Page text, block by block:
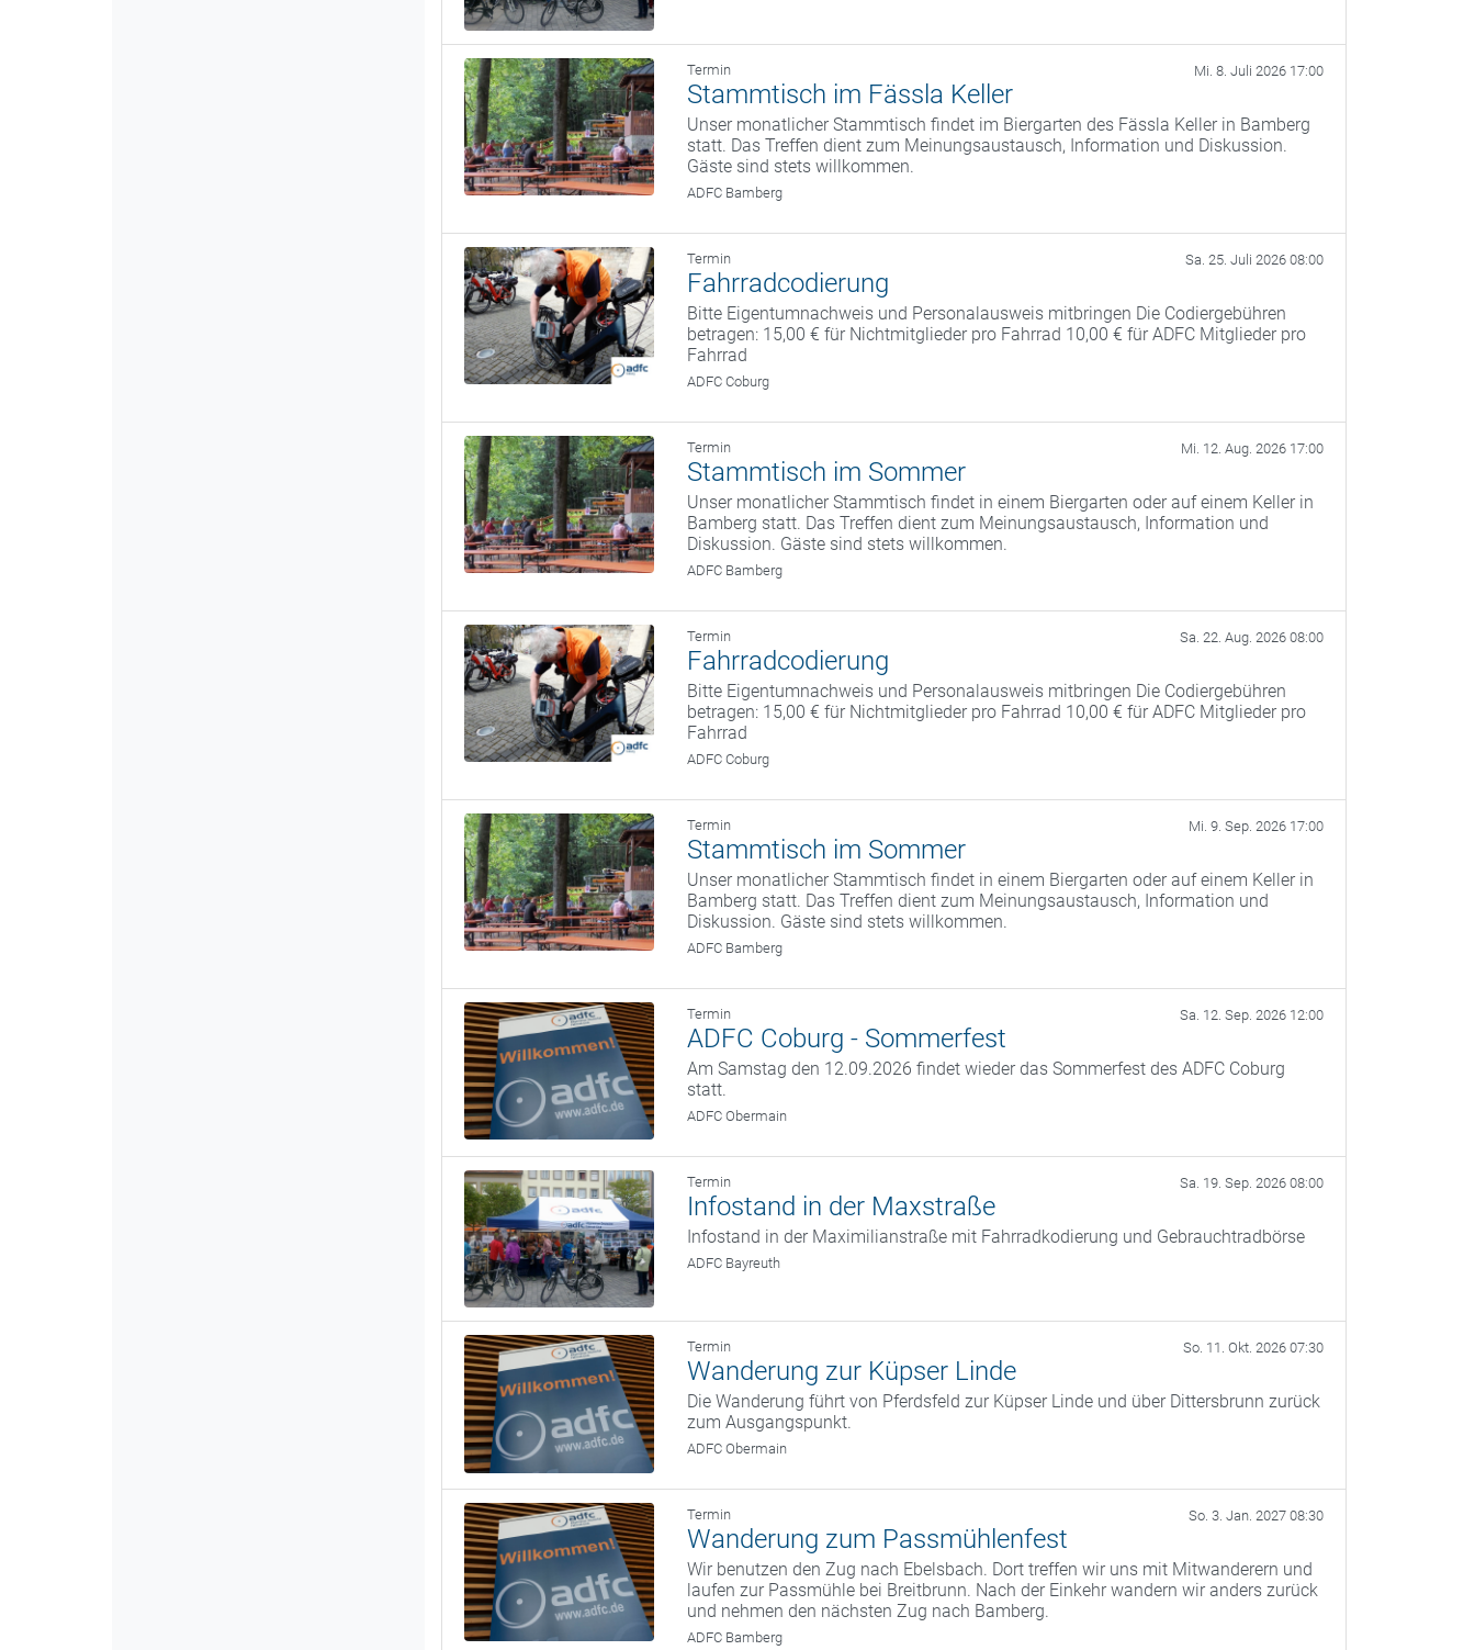
Termin Mi. 8. Juli 2026 17:00
Stammtisch im Fässla Keller
Unser monatlicher Stammtisch findet im Biergarten des Fässla Keller in Bamberg
statt. Das Treffen dient zum Meinungsaustausch, Information und Diskussion.
Gäste sind stets willkommen.
ADFC Bamberg
Termin Sa. 25. Juli 2026 08:00
Fahrradcodierung
Bitte Eigentumnachweis und Personalausweis mitbringen Die Codiergebühren
betragen: 15,00 € für Nichtmitglieder pro Fahrrad 10,00 € für ADFC Mitglieder pro
Fahrrad
ADFC Coburg
Termin Mi. 12. Aug. 2026 17:00
Stammtisch im Sommer
Unser monatlicher Stammtisch findet in einem Biergarten oder auf einem Keller in
Bamberg statt. Das Treffen dient zum Meinungsaustausch, Information und
Diskussion. Gäste sind stets willkommen.
ADFC Bamberg
Termin Sa. 22. Aug. 2026 08:00
Fahrradcodierung
Bitte Eigentumnachweis und Personalausweis mitbringen Die Codiergebühren
betragen: 15,00 € für Nichtmitglieder pro Fahrrad 10,00 € für ADFC Mitglieder pro
Fahrrad
ADFC Coburg
Termin Mi. 9. Sep. 2026 17:00
Stammtisch im Sommer
Unser monatlicher Stammtisch findet in einem Biergarten oder auf einem Keller in
Bamberg statt. Das Treffen dient zum Meinungsaustausch, Information und
Diskussion. Gäste sind stets willkommen.
ADFC Bamberg
Termin Sa. 12. Sep. 2026 12:00
ADFC Coburg - Sommerfest
Am Samstag den 12.09.2026 findet wieder das Sommerfest des ADFC Coburg
statt.
ADFC Obermain
Termin Sa. 19. Sep. 2026 08:00
Infostand in der Maxstraße
Infostand in der Maximilianstraße mit Fahrradkodierung und Gebrauchtradbörse
ADFC Bayreuth
Termin So. 11. Okt. 2026 07:30
Wanderung zur Küpser Linde
Die Wanderung führt von Pferdsfeld zur Küpser Linde und über Dittersbrunn zurück
zum Ausgangspunkt.
ADFC Obermain
Termin So. 3. Jan. 2027 08:30
Wanderung zum Passmühlenfest
Wir benutzen den Zug nach Ebelsbach. Dort treffen wir uns mit Mitwanderern und
laufen zur Passmühle bei Breitbrunn. Nach der Einkehr wandern wir anders zurück
und nehmen den nächsten Zug nach Bamberg.
ADFC Bamberg